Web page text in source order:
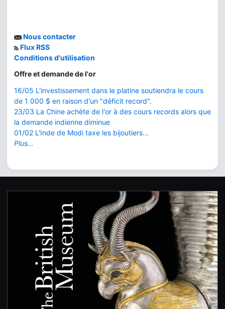
Nous contacter
Flux RSS
Conditions d'utilisation
Offre et demande de l'or
16/05 L'investissement dans le platine soutiendra le cours
de 1 000 $ en raison d'un "déficit record".
23/03 La Chine achète de l'or à des cours records alors que
la demande indienne diminue
01/02 L'Inde de Modi taxe les bijoutiers...
Plus...